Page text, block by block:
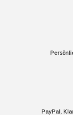
PayPal,